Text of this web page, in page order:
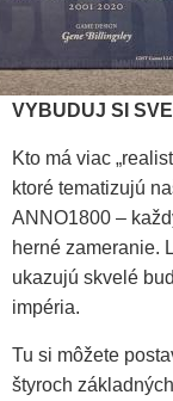
VYBUDUJ SI
Kto má viac
ktoré tematizujú
ANNO1800 –
herné zameranie.
ukazujú skvelé
impéria.
Tu si môžete
štyroch